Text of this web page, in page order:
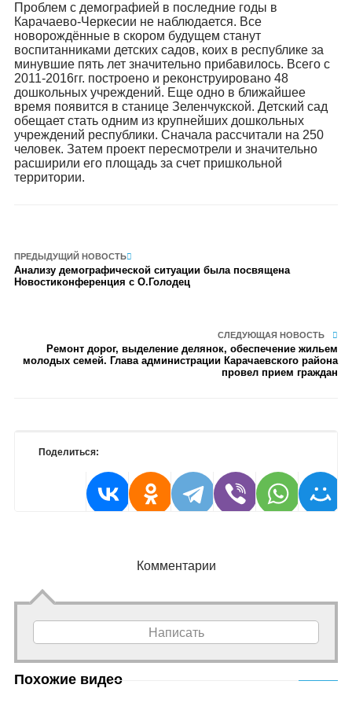
Проблем с демографией в последние годы в
Карачаево-Черкесии не наблюдается. Все
новорождённые в скором будущем станут
воспитанниками детских садов, коих в республике за
минувшие пять лет значительно прибавилось. Всего с
2011-2016гг. построено и реконструировано 48
дошкольных учреждений. Еще одно в ближайшее
время появится в станице Зеленчукской. Детский сад
обещает стать одним из крупнейших дошкольных
учреждений республики. Сначала рассчитали на 250
человек. Затем проект пересмотрели и значительно
расширили его площадь за счет пришкольной
территории.
ПРЕДЫДУЩИЙ НОВОСТЬ
Анализу демографической ситуации была посвящена
Новостиконференция с О.Голодец
СЛЕДУЮЩАЯ НОВОСТЬ
Ремонт дорог, выделение делянок, обеспечение жильем
молодых семей. Глава администрации Карачаевского района
провел прием граждан
Поделиться:
Комментарии
Написать
Похожие видео